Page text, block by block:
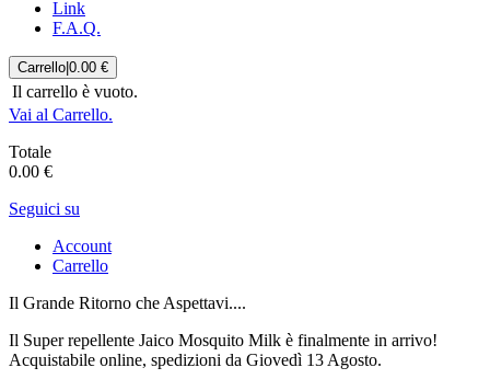
Link
F.A.Q.
Carrello 0.00 €
Il carrello è vuoto.
Vai al Carrello.
Totale
0.00 €
Seguici su
Account
Carrello
Il Grande Ritorno che Aspettavi....
Il Super repellente Jaico Mosquito Milk è finalmente in arrivo!
Acquistabile online, spedizioni da Giovedì 13 Agosto.